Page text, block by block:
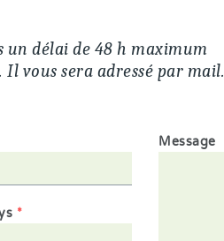
un délai de 48 h maximum
vous sera adressé par mail.
*
Message